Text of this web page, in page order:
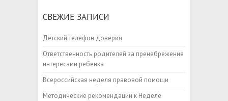
СВЕЖИЕ ЗАПИСИ
Детский телефон доверия
Ответственность родителей за пренебрежение
интересами ребенка
Всероссийская неделя правовой помощи
Методические рекомендации к Неделе